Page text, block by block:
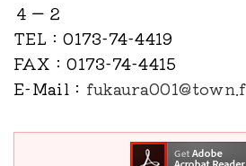
４ー２
TEL ：0173-74-4419
FAX ：0173-74-4415
E-Mail ：